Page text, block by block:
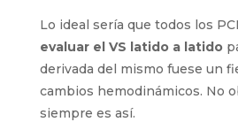
Lo ideal sería que todos los
evaluar el VS latido a latido
derivada del mismo fuese un
cambios hemodinámicos. No
siempre es así.